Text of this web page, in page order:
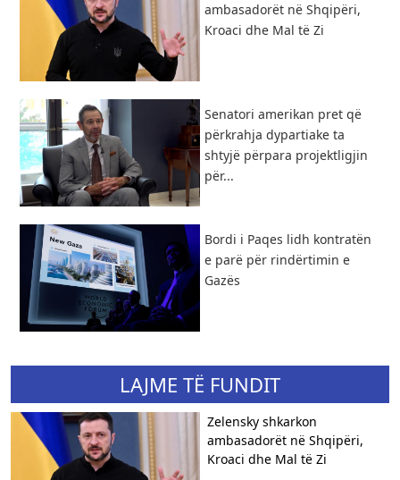
ambasadorët në Shqipëri,
Kroaci dhe Mal të Zi
Senatori amerikan pret që
përkrahja dypartiake ta
shtyjë përpara projektligjin
për...
Bordi i Paqes lidh kontratën
e parë për rindërtimin e
Gazës
LAJME TË FUNDIT
Zelensky shkarkon
ambasadorët në Shqipëri,
Kroaci dhe Mal të Zi